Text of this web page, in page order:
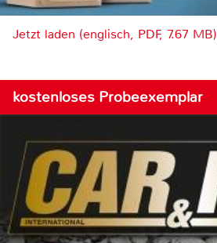
Jetzt laden (englisch, PDF, 7.67 MB)
kostenloses Probeexemplar